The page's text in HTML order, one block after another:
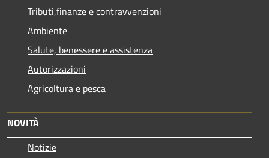
Tributi,finanze e contravvenzioni
Ambiente
Salute, benessere e assistenza
Autorizzazioni
Agricoltura e pesca
NOVITÀ
Notizie